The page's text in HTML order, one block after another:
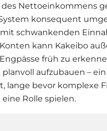
des Nettoeinkommens
konsequent
schwankenden
kann Kakeibo
früh zu
aufzubauen –
lange bevor komplexe
Rolle spielen.